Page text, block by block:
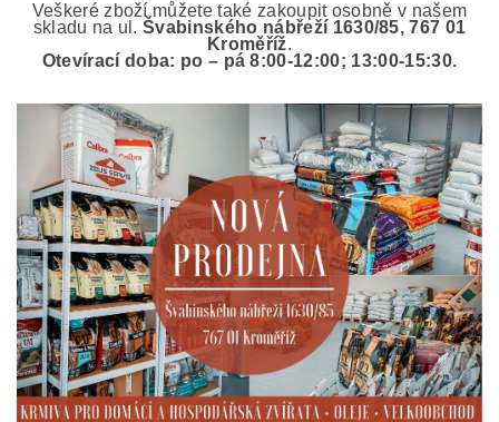
Veškeré zboží můžete také zakoupit osobně v našem
skladu na ul.Švabinského nábřeží 1630/85, 767 01
Kroměříž.
Otevírací doba: po – pá 8:00-12:00; 13:00-15:30.